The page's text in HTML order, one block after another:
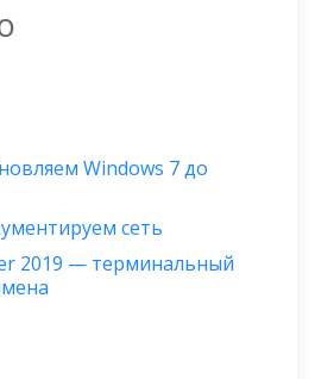
Windows 7 до
сеть
2019 — терминальный